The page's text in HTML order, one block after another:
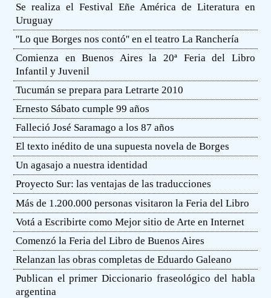
Se realiza el Festival Eñe América de Literatura en
Uruguay
''Lo que Borges nos contó'' en el teatro La Ranchería
Comienza en Buenos Aires la 20ª Feria del Libro
Infantil y Juvenil
Tucumán se prepara para Letrarte 2010
Ernesto Sábato cumple 99 años
Falleció José Saramago a los 87 años
El texto inédito de una supuesta novela de Borges
Un agasajo a nuestra identidad
Proyecto Sur: las ventajas de las traducciones
Más de 1.200.000 personas visitaron la Feria del Libro
Votá a Escribirte como Mejor sitio de Arte en Internet
Comenzó la Feria del Libro de Buenos Aires
Relanzan las obras completas de Eduardo Galeano
Publican el primer Diccionario fraseológico del habla
argentina